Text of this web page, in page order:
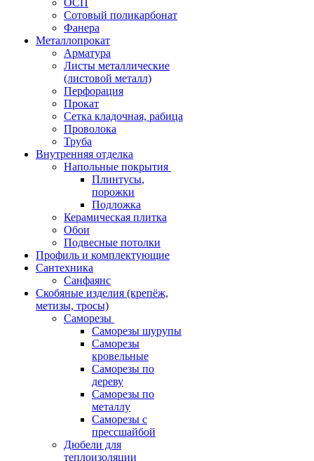
ОСП
Сотовый поликарбонат
Фанера
Металлопрокат
Арматура
Листы металлические
(листовой металл)
Перфорация
Прокат
Сетка кладочная, рабица
Проволока
Труба
Внутренняя отделка
Напольные покрытия
Плинтусы,
порожки
Подложка
Керамическая плитка
Обои
Подвесные потолки
Профиль и комплектующие
Сантехника
Санфаянс
Скобяные изделия (крепёж,
метизы, тросы)
Саморезы
Саморезы шурупы
Саморезы
кровельные
Саморезы по
дереву
Саморезы по
металлу
Саморезы с
прессшайбой
Дюбели для
теплоизоляции